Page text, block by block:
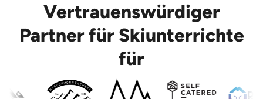
Vertrauenswürdiger
Partner für Skiunterrichte
für